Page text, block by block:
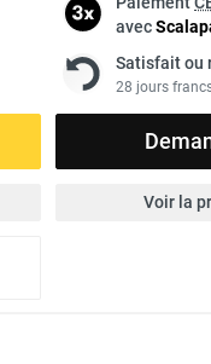
avec
Satisfait ou
28 jours
Voir la